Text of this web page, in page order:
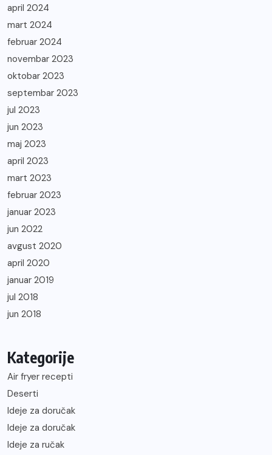
april 2024
mart 2024
februar 2024
novembar 2023
oktobar 2023
septembar 2023
jul 2023
jun 2023
maj 2023
april 2023
mart 2023
februar 2023
januar 2023
jun 2022
avgust 2020
april 2020
januar 2019
jul 2018
jun 2018
Kategorije
Air fryer recepti
Deserti
Ideje za doručak
Ideje za doručak
Ideje za ručak